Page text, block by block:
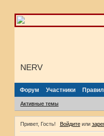
NERV
Форум Участники
Активные темы
Привет, Гость! Войдитеили